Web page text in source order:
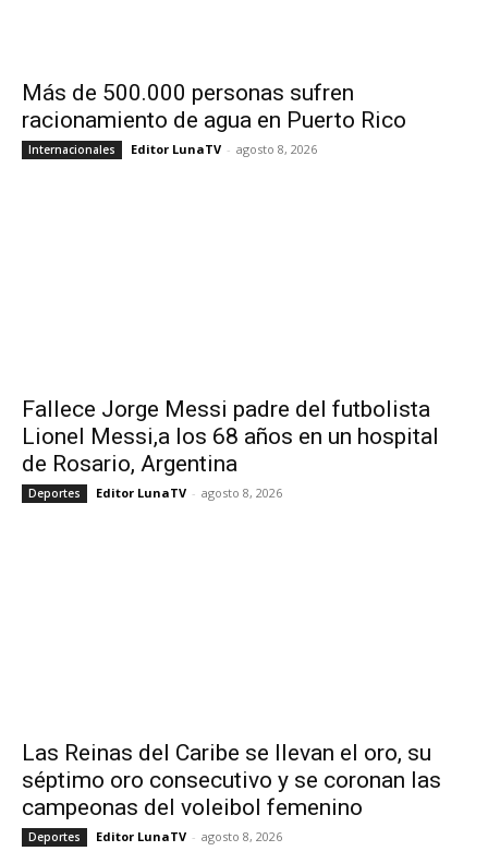
Más de 500.000 personas sufren
racionamiento de agua en Puerto Rico
Internacionales Editor LunaTV - agosto 8, 2026
Fallece Jorge Messi padre del futbolista
Lionel Messi,a los 68 años en un hospital
de Rosario, Argentina
Deportes Editor LunaTV - agosto 8, 2026
Las Reinas del Caribe se llevan el oro, su
séptimo oro consecutivo y se coronan las
campeonas del voleibol femenino
Deportes Editor LunaTV - agosto 8, 2026